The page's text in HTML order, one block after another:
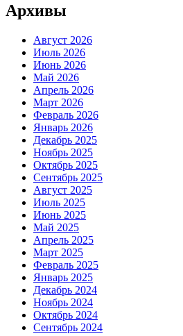
Архивы
Август 2026
Июль 2026
Июнь 2026
Май 2026
Апрель 2026
Март 2026
Февраль 2026
Январь 2026
Декабрь 2025
Ноябрь 2025
Октябрь 2025
Сентябрь 2025
Август 2025
Июль 2025
Июнь 2025
Май 2025
Апрель 2025
Март 2025
Февраль 2025
Январь 2025
Декабрь 2024
Ноябрь 2024
Октябрь 2024
Сентябрь 2024